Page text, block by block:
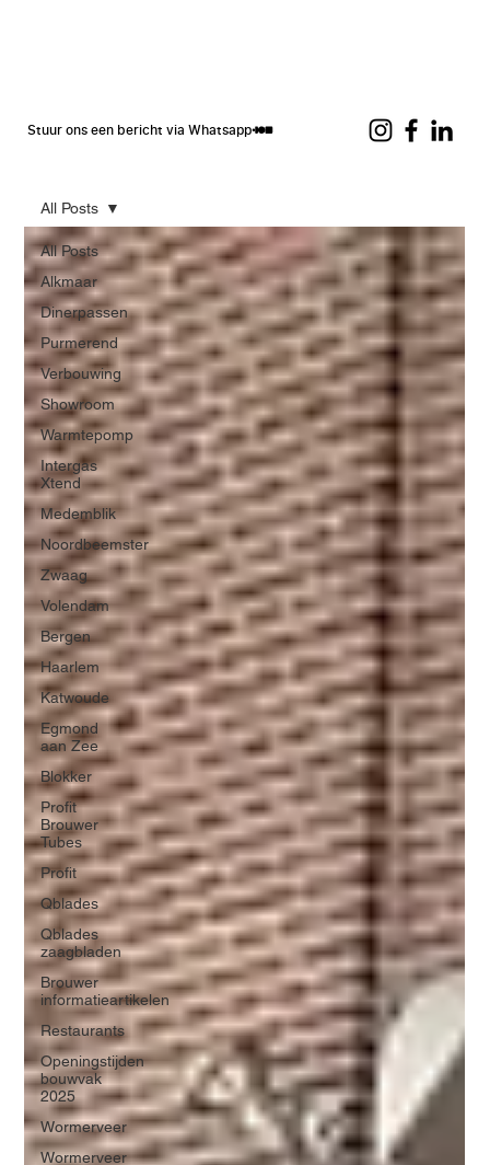
Stuur ons een bericht via Whatsapp
All Posts
Alkmaar
Dinerpassen
Purmerend
Verbouwing
Showroom
Warmtepomp
Intergas
Xtend
Medemblik
Noordbeemster
Zwaag
Volendam
Bergen
Haarlem
Katwoude
Egmond
aan Zee
Blokker
Profit
Brouwer
Tubes
Profit
Qblades
Qblades
zaagbladen
Brouwer
informatieartikelen
Restaurants
Openingstijden
bouwvak
2025
Wormerveer
Wormerveer
All Posts